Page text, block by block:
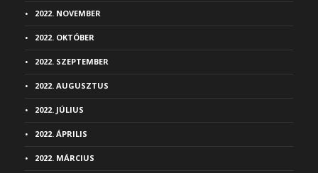
2022. NOVEMBER
2022. OKTÓBER
2022. SZEPTEMBER
2022. AUGUSZTUS
2022. JÚLIUS
2022. ÁPRILIS
2022. MÁRCIUS